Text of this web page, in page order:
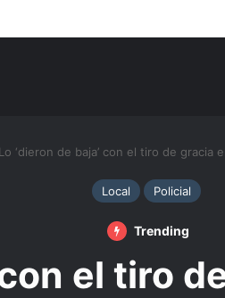
Lo ‘dieron de baja’ con el tiro de gracia
Local Policial
Trending
con el tiro